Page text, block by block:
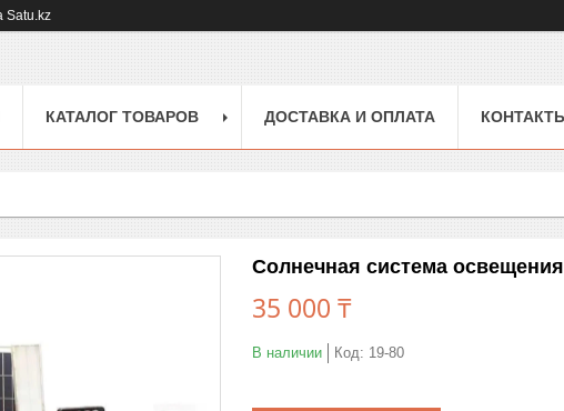
Satu.kz
КАТАЛОГ ТОВАРОВ ДОСТАВКА И ОПЛАТА
Солнечная система
35 000 ₸
В наличии Код: 19-80